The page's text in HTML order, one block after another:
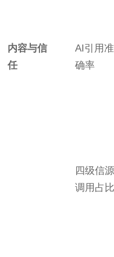
内容与信
任
AI引用准
确率
四级信源
调用占比